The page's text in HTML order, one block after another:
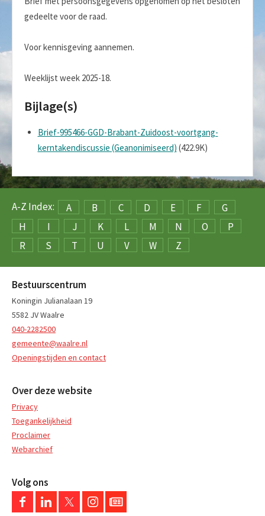
gedeelte voor de raad.
Voor kennisgeving aannemen.
Weeklijst week 2025-18.
Bijlage(s)
Brief-995466-GGD-Brabant-Zuidoost-voortgang-
kerntakendiscussie (Geanonimiseerd) (422.9K)
A-Z Index: A B C D E F
G
H
I J K L M N O
P
R
S T U V W Z
Bestuurscentrum
Koningin Julianalaan 19
5582 JV Waalre
040-2282500
gemeente@waalre.nl
Openingstijden en contact
Over deze website
Privacy
Toegankelijkheid
Proclaimer
Webarchief
Volg ons